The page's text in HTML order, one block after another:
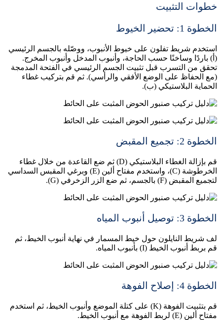
خطوات التثبيت
الخطوة 1: تحضير الخيوط
استخدم شريط تفلون على خيوط الأنبوب، ووصّله بالجسم الرئيسي
(أ) باردًا وساخنًا حسب الحاجة، وأنبوب المدخل وأنبوب المخرج.
تحقق من التسرب قبل تثبيت الجسم الرئيسي في الفتحة المدمجة
(مع الحفاظ على الوضع الأفقي والرأسي). ثم قم بتركيب غطاء
الحماية البلاستيكي (ب).
الخطوة 2: تجميع المقبض
قم بإزالة الغطاء البلاستيكي (D) ثم ضع القاعدة من خلال غطاء
الخرطوشة (C)، واستخدم مفتاح ألين (E) وبرغي المقبس السداسي
لتجميع المقبض (F) بالجسم، ثم ضع الزر الزخرفي (G).
الخطوة 3: توصيل أنبوب المياه
لف شريط النايلون حول خيط المسمار في نهاية أنبوب الخيط، ثم
قم بربط أنبوب الخيط (I) بأنبوب المياه.
الخطوة 4: إصلاح الفوهة
قم بتثبيت الفوهة (K) على كتلة الموضع وأنبوب الخيط، ثم استخدم
مفتاح ألين (E) لربط الفوهة مع أنبوب الخيط.